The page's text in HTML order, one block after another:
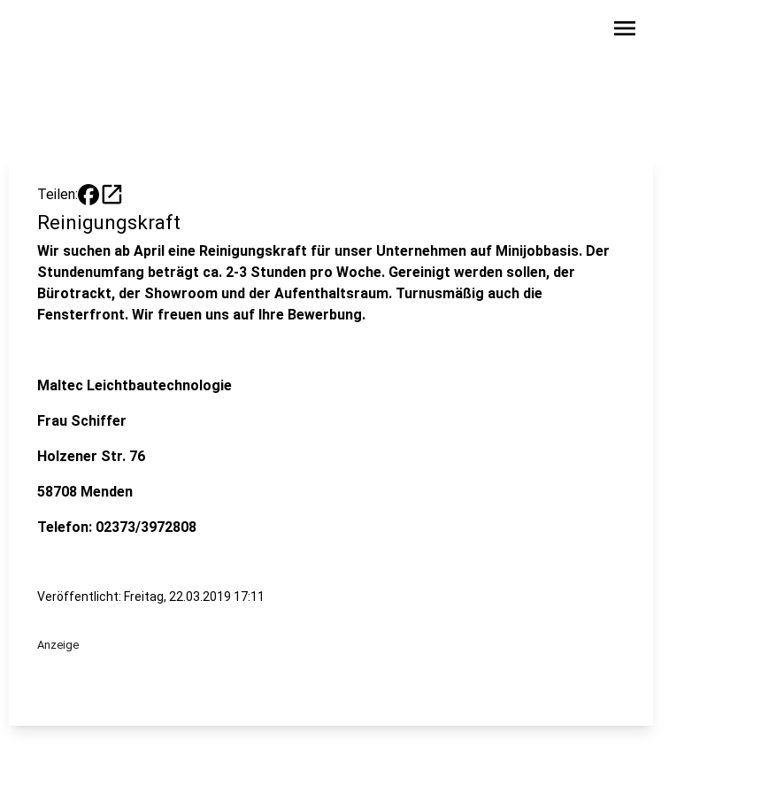
menu
Teilen: open_in_new
Reinigungskraft
Wir suchen ab April eine Reinigungskraft für unser Unternehmen auf Minijobbasis. Der
Stundenumfang beträgt ca. 2-3 Stunden pro Woche. Gereinigt werden sollen, der
Bürotrackt, der Showroom und der Aufenthaltsraum. Turnusmäßig auch die
Fensterfront. Wir freuen uns auf Ihre Bewerbung.
Maltec Leichtbautechnologie
Frau Schiffer
Holzener Str. 76
58708 Menden
Telefon: 02373/3972808
Veröffentlicht: Freitag, 22.03.2019 17:11
Anzeige